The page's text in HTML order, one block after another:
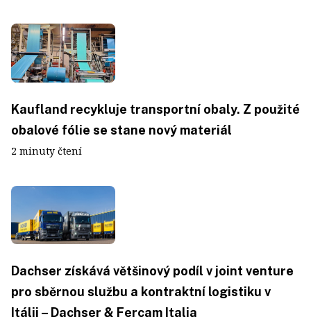
Kaufland recykluje transportní obaly. Z použité
obalové fólie se stane nový materiál
2 minuty čtení
Dachser získává většinový podíl v joint venture
pro sběrnou službu a kontraktní logistiku v
Itálii – Dachser & Fercam Italia